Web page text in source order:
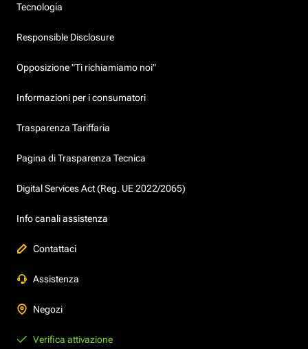
Tecnologia
Responsible Disclosure
Opposizione "Ti richiamiamo noi"
Informazioni per i consumatori
Trasparenza Tariffaria
Pagina di Trasparenza Tecnica
Digital Services Act (Reg. UE 2022/2065)
Info canali assistenza
Contattaci
Assistenza
Negozi
Verifica attivazione